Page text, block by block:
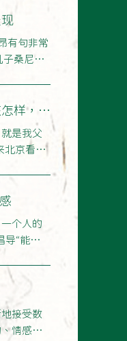
有句非常
子桑尼
样，看
是我父
北京看
个人的
“能者多
接受数
情感维